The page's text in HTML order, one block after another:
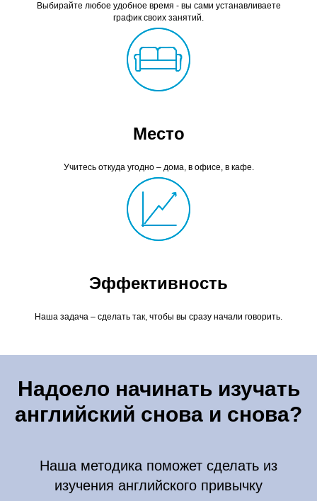
Выбирайте любое удобное время - вы сами устанавливаете
график своих занятий.
Место
Учитесь откуда угодно – дома, в офисе, в кафе.
Эффективность
Наша задача – сделать так, чтобы вы сразу начали говорить.
Надоело начинать изучать
английский снова и снова?
Наша методика поможет сделать из
изучения английского привычку